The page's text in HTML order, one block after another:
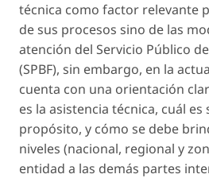
técnica como factor relevante
de sus procesos sino de las
atención del Servicio Público
(SPBF), sin embargo, en la
cuenta con una orientación
es la asistencia técnica, cuál es
propósito, y cómo se debe
niveles (nacional, regional y
entidad a las demás partes